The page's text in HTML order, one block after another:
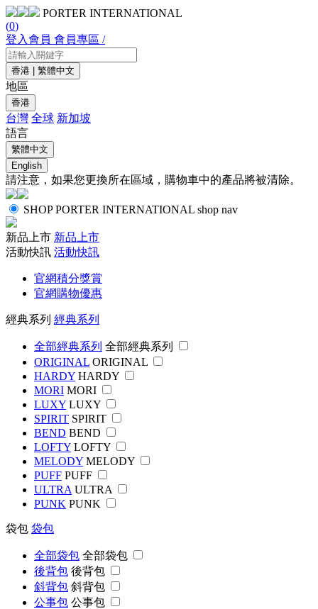
PORTER INTERNATIONAL
(0)
登入會員 會員專區 /
香港 | 繁體中文
地區
香港
台灣 全球 新加坡
語言
繁體中文
English
請注意，如果您更換所在區域，購物車中的產品將被清除。
SHOP PORTER INTERNATIONAL shop nav
新品上市 新品上市
活動快訊 活動快訊
官網積分獎賞
官網購物優惠
經典系列 經典系列
全部經典系列 全部經典系列
ORIGINAL ORIGINAL
HARDY HARDY
MORI MORI
LUXY LUXY
SPIRIT SPIRIT
BEND BEND
LOFTY LOFTY
MELODY MELODY
PUFF PUFF
ULTRA ULTRA
PUNK PUNK
袋包 袋包
全部袋包 全部袋包
後背包 後背包
斜背包 斜背包
公事包 公事包